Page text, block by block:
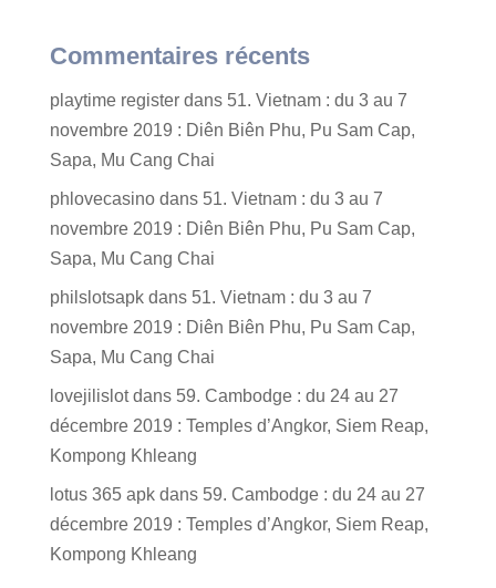
Commentaires récents
playtime registerdans 51. Vietnam : du 3 au 7
novembre 2019 : Diên Biên Phu, Pu Sam Cap,
Sapa, Mu Cang Chai
phlovecasinodans 51. Vietnam : du 3 au 7
novembre 2019 : Diên Biên Phu, Pu Sam Cap,
Sapa, Mu Cang Chai
philslotsapkdans 51. Vietnam : du 3 au 7
novembre 2019 : Diên Biên Phu, Pu Sam Cap,
Sapa, Mu Cang Chai
lovejilislotdans 59. Cambodge : du 24 au 27
décembre 2019 : Temples d’Angkor, Siem Reap,
Kompong Khleang
lotus 365 apkdans 59. Cambodge : du 24 au 27
décembre 2019 : Temples d’Angkor, Siem Reap,
Kompong Khleang